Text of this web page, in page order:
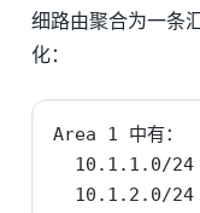
细路由聚合为一条
化：
Area 1 中有：
  10.1.1.0/24
  10.1.2.0/24